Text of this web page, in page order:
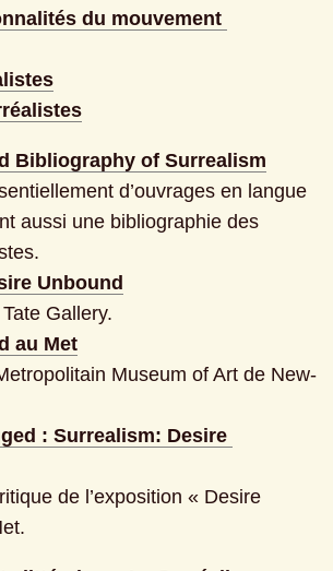
du mouvement
Bibliography of Surrealism
d’ouvrages en langue
aussi une bibliographie des
Unbound
Gallery.
au Met
Museum of Art de New-
: Surrealism: Desire
de l’exposition « Desire